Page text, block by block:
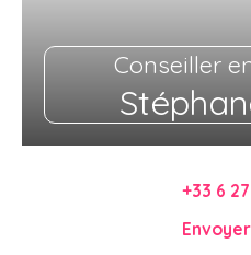
Conseiller
+33 6